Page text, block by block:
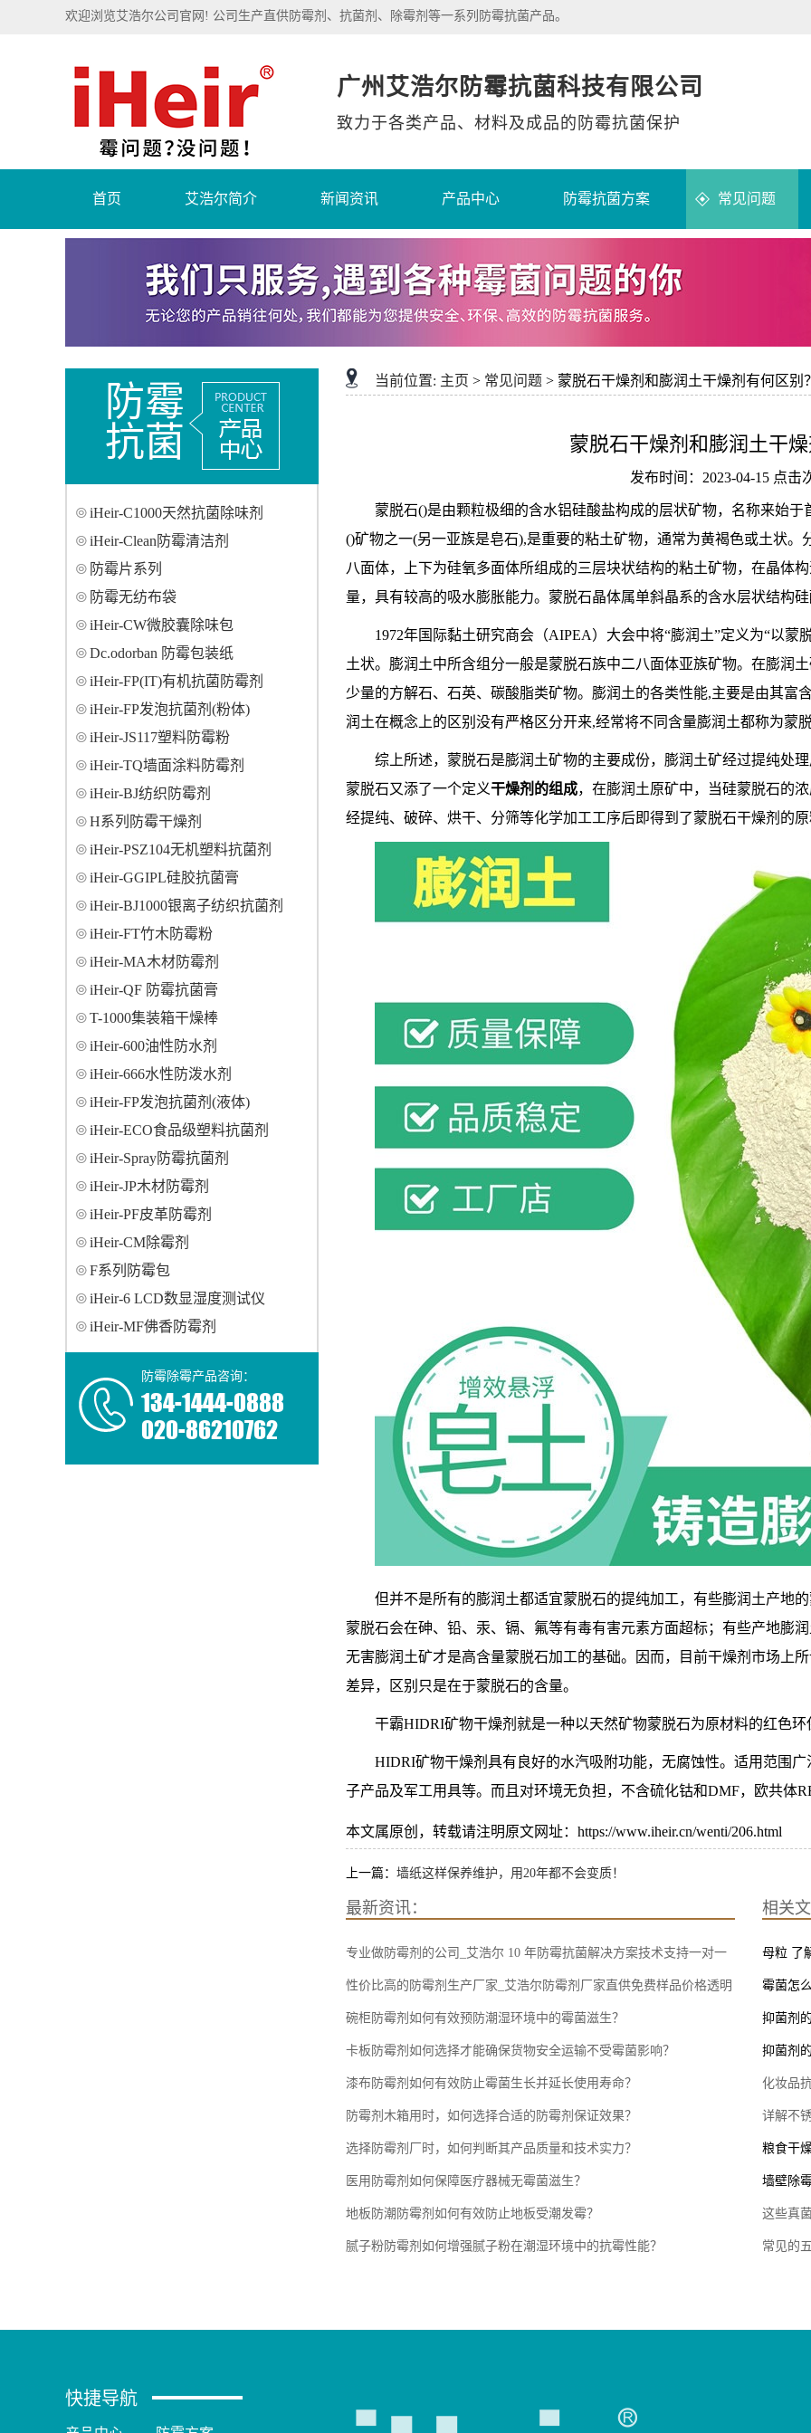
欢迎浏览艾浩尔公司官网! 公司生产直供防霉剂、抗菌剂、除霉剂等一系列防霉抗菌产品。
广州艾浩尔防霉抗菌科技有限公司
致力于各类产品、材料及成品的防霉抗菌保护
首页 艾浩尔简介 新闻资讯 产品中心 防霉抗菌方案 常见问题
防霉
抗菌
iHeir-C1000天然抗菌除味剂
iHeir-Clean防霉清洁剂
防霉片系列
防霉无纺布袋
iHeir-CW微胶囊除味包
Dc.odorban 防霉包装纸
iHeir-FP(IT)有机抗菌防霉剂
iHeir-FP发泡抗菌剂(粉体)
iHeir-JS117塑料防霉粉
iHeir-TQ墙面涂料防霉剂
iHeir-BJ纺织防霉剂
H系列防霉干燥剂
iHeir-PSZ104无机塑料抗菌剂
iHeir-GGIPL硅胶抗菌膏
iHeir-BJ1000银离子纺织抗菌剂
iHeir-FT竹木防霉粉
iHeir-MA木材防霉剂
iHeir-QF 防霉抗菌膏
T-1000集装箱干燥棒
iHeir-600油性防水剂
iHeir-666水性防泼水剂
iHeir-FP发泡抗菌剂(液体)
iHeir-ECO食品级塑料抗菌剂
iHeir-Spray防霉抗菌剂
iHeir-JP木材防霉剂
iHeir-PF皮革防霉剂
iHeir-CM除霉剂
F系列防霉包
iHeir-6 LCD数显湿度测试仪
iHeir-MF佛香防霉剂
防霉除霉产品咨询：
134-1444-0888
020-86210762
当前位置: 主页 > 常见问题 > 蒙脱石干燥剂和膨润土干燥剂有何区别
蒙脱石干燥剂和膨润土干
发布时间：2023-04-15 点击
蒙脱石()是由颗粒极细的含水铝硅酸盐构成的层状矿物，名称来始
()矿物之一(另一亚族是皂石),是重要的粘土矿物，通常为黄褐色或土状。
八面体，上下为硅氧多面体所组成的三层块状结构的粘土矿物，在晶体
量，具有较高的吸水膨胀能力。蒙脱石晶体属单斜晶系的含水层状结构
1972年国际黏土研究商会（AIPEA）大会中将“膨润土”定义为“以
土状。膨润土中所含组分一般是蒙脱石族中二八面体亚族矿物。在膨润
少量的方解石、石英、碳酸脂类矿物。膨润土的各类性能,主要是由其富
润土在概念上的区别没有严格区分开来,经常将不同含量膨润土都称为蒙
综上所述，蒙脱石是膨润土矿物的主要成份，膨润土矿经过提纯处
蒙脱石又添了一个定义干燥剂的组成，在膨润土原矿中，当硅蒙脱石的
经提纯、破碎、烘干、分筛等化学加工工序后即得到了蒙脱石干燥剂的
但并不是所有的膨润土都适宜蒙脱石的提纯加工，有些膨润土产地
蒙脱石会在砷、铅、汞、镉、氟等有毒有害元素方面超标；有些产地膨
无害膨润土矿才是高含量蒙脱石加工的基础。因而，目前干燥剂市场上
差异，区别只是在于蒙脱石的含量。
干霸HIDRI矿物干燥剂就是一种以天然矿物蒙脱石为原材料的红色
HIDRI矿物干燥剂具有良好的水汽吸附功能，无腐蚀性。适用范围
子产品及军工用具等。而且对环境无负担，不含硫化钴和DMF，欧共体
本文属原创，转载请注明原文网址：https://www.iheir.cn/wenti/206.html
上一篇： 墙纸这样保养维护，用20年都不会变质！
最新资讯：
专业做防霉剂的公司_艾浩尔 10 年防霉抗菌解决方案技术支持一对一
性价比高的防霉剂生产厂家_艾浩尔防霉剂厂家直供免费样品价格透明
碗柜防霉剂如何有效预防潮湿环境中的霉菌滋生？
卡板防霉剂如何选择才能确保货物安全运输不受霉菌影响？
漆布防霉剂如何有效防止霉菌生长并延长使用寿命？
防霉剂木箱用时，如何选择合适的防霉剂保证效果？
选择防霉剂厂时，如何判断其产品质量和技术实力？
医用防霉剂如何保障医疗器械无霉菌滋生？
地板防潮防霉剂如何有效防止地板受潮发霉？
腻子粉防霉剂如何增强腻子粉在潮湿环境中的抗霉性能？
相关
母粒 了
霉菌怎
抑菌剂
抑菌剂
化妆品
详解不
粮食干
墙壁除
这些真
常见的
快捷导航